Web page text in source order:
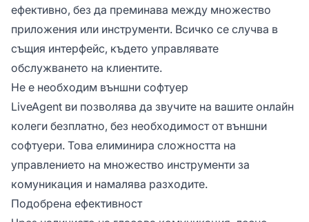
ефективно, без да преминава между множество
приложения или инструменти. Всичко се случва в
същия интерфейс, където управлявате
обслужването на клиентите.
Не е необходим външни софтуер
LiveAgent ви позволява да звучите на вашите онлайн
колеги безплатно, без необходимост от външни
софтуери. Това елиминира сложността на
управлението на множество инструменти за
комуникация и намалява разходите.
Подобрена ефективност